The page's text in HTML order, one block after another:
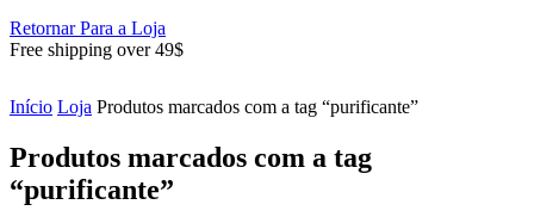
Retornar Para a Loja
Free shipping over 49$
Início Loja Produtos marcados com a tag “purificante”
Produtos marcados com a tag
“purificante”